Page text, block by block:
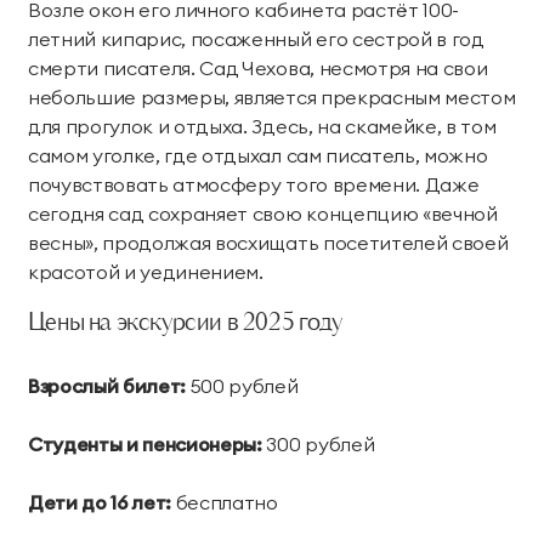
Возле окон его личного кабинета растёт 100-
летний кипарис, посаженный его сестрой в год
смерти писателя. Сад Чехова, несмотря на свои
небольшие размеры, является прекрасным местом
для прогулок и отдыха. Здесь, на скамейке, в том
самом уголке, где отдыхал сам писатель, можно
почувствовать атмосферу того времени. Даже
сегодня сад сохраняет свою концепцию «вечной
весны», продолжая восхищать посетителей своей
красотой и уединением.
Цены на экскурсии в 2025 году
Взрослый билет: 500 рублей
Студенты и пенсионеры:300 рублей
Дети до 16 лет: бесплатно